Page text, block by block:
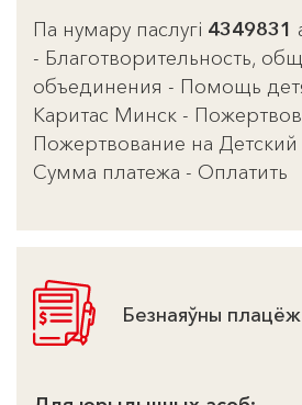
Па нумару паслугі 4349831
- Благотворительность,
объединения - Помощь
Каритас Минск -
Пожертвование на
Сумма платежа - Оплатить
Безнаяўны плацёж